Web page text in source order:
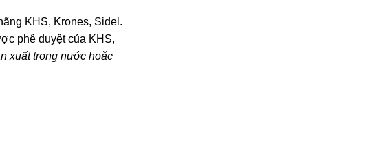
KHS, Krones, Sidel.
phê duyệt của KHS,
xuất trong nước hoặc